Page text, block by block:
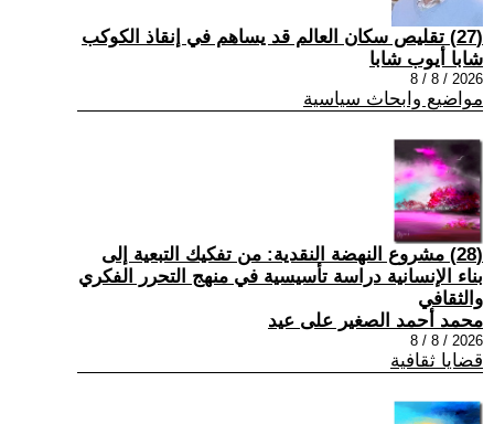
(27) تقليص سكان العالم قد يساهم في إنقاذ الكوكب
شابا أيوب شابا
2026 / 8 / 8
مواضيع وابحاث سياسية
(28) مشروع النهضة النقدية: من تفكيك التبعية إلى
بناء الإنسانية دراسة تأسيسية في منهج التحرر الفكري
والثقافي
محمد أحمد الصغير على عيد
2026 / 8 / 8
قضايا ثقافية